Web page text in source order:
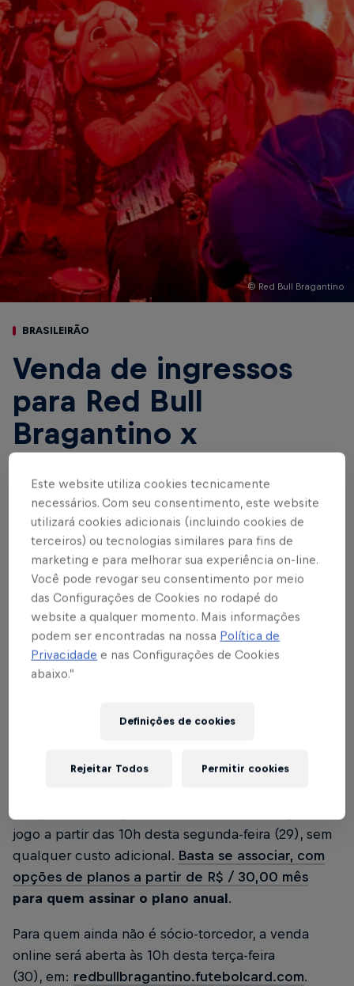
© Red Bull Bragantino
BRASILEIRÃO
Venda de ingressos
para Red Bull
Bragantino x
Brasileirão 2024
Escrito por Red Bull Bragantino
3 min de leitura
Published on 26.04.2024 · 16:22 UTC
Bragantino encara o Flamengo, pela quinta rodada
jogo a partir das 10h desta segunda-feira (29), sem
qualquer custo adicional. Basta se associar, com
opções de planos a partir de R$ / 30,00 mês
para quem assinar o plano anual.
Para quem ainda não é sócio-torcedor, a venda
online será aberta às 10h desta terça-feira
(30), em: redbullbragantino.futebolcard.com.
Este website utiliza cookies tecnicamente
necessários. Com seu consentimento, este website
utilizará cookies adicionais (incluindo cookies de
terceiros) ou tecnologias similares para fins de
marketing e para melhorar sua experiência on-line.
Você pode revogar seu consentimento por meio
das Configurações de Cookies no rodapé do
website a qualquer momento. Mais informações
podem ser encontradas na nossa Política de
Privacidade e nas Configurações de Cookies
abaixo.”
Definições de cookies
Rejeitar Todos Permitir cookies